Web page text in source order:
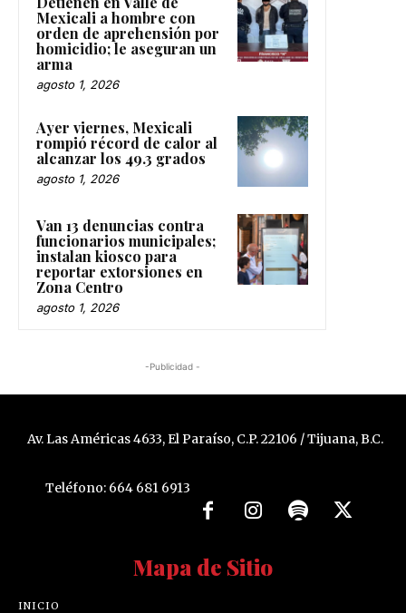
Mexicali a hombre con
orden de aprehensión por
homicidio; le aseguran un
arma
agosto 1, 2026
Ayer viernes, Mexicali
rompió récord de calor al
alcanzar los 49.3 grados
agosto 1, 2026
Van 13 denuncias contra
funcionarios municipales;
instalan kiosco para
reportar extorsiones en
Zona Centro
agosto 1, 2026
-Publicidad -
Av. Las Américas 4633, El Paraíso, C.P. 22106 / Tijuana, B.C.
Teléfono: 664 681 6913
Mapa de Sitio
INICIO